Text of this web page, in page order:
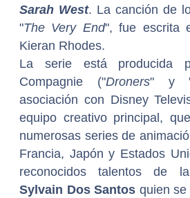
Sarah West. La canción de
"The Very End", fue escrita
Kieran Rhodes.
La serie está producida
Compagnie ("Droners" y
asociación con Disney
equipo creativo principal,
numerosas series de
Francia, Japón y Estados
reconocidos talentos de la
Sylvain Dos Santos quien